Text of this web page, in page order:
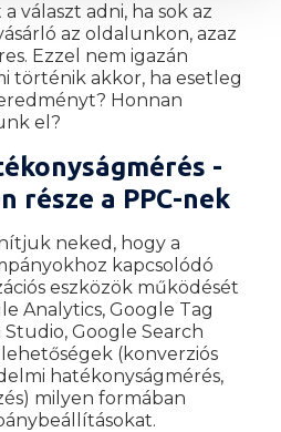
választ adni, ha sok az
az oldalunkon, azaz
Ezzel nem igazán
történik akkor, ha esetleg
Honnan
el?
-
része a PPC-nek
neked, hogy a
kapcsolódó
eszközök működését
Analytics, Google Tag
Google Search
(konverziós
hatékonyságmérés,
milyen formában